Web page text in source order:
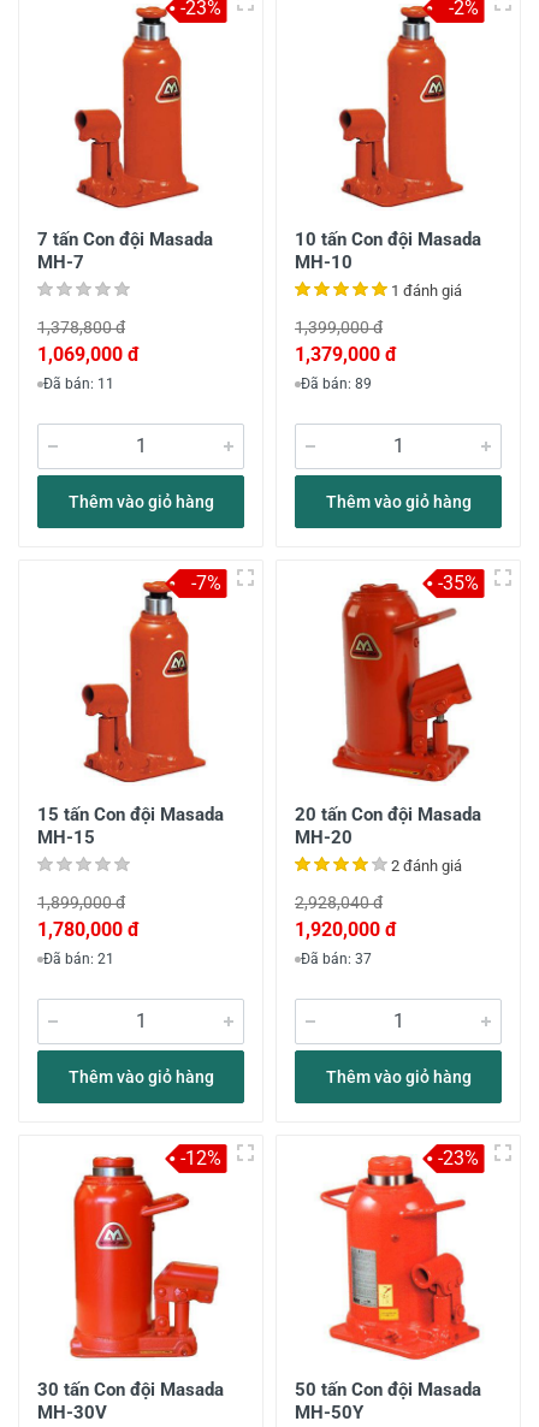
7 tấn Con đội Masada
MH-7
1,378,800 đ
1,069,000 đ
Đã bán: 11
Thêm vào giỏ hàng
-23%
10 tấn Con đội Masada
MH-10
1 đánh giá
1,399,000 đ
1,379,000 đ
Đã bán: 89
Thêm vào giỏ hàng
-2%
15 tấn Con đội Masada
MH-15
1,899,000 đ
1,780,000 đ
Đã bán: 21
Thêm vào giỏ hàng
-7%
20 tấn Con đội Masada
MH-20
2 đánh giá
2,928,040 đ
1,920,000 đ
Đã bán: 37
Thêm vào giỏ hàng
-35%
30 tấn Con đội Masada
MH-30V
-12%
50 tấn Con đội Masada
MH-50Y
-23%